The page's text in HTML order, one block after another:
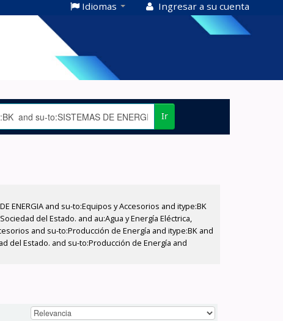
Idiomas Ingresar a su cuenta
Ir
ENERGIA and su-to:Equipos y Accesorios and itype:BK
del Estado. and au:Agua y Energía Eléctrica,
and su-to:Producción de Energía and itype:BK and
del Estado. and su-to:Producción de Energía and